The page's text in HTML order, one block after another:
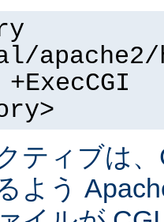
apache2/
ティブは
よう